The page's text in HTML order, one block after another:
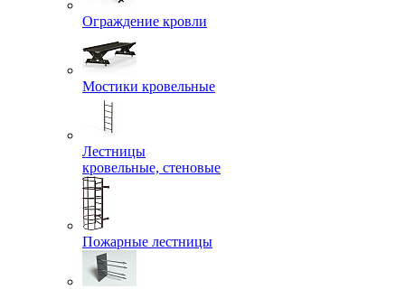
Ограждение кровли
Мостики кровельные
Лестницы
кровельные, стеновые
Пожарные лестницы